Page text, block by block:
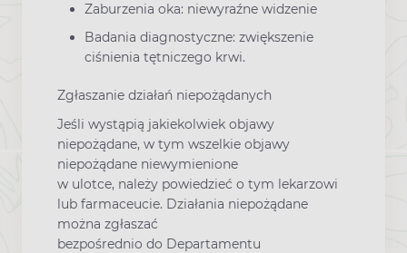
Zaburzenia oka: niewyraźne widzenie
Badania diagnostyczne: zwiększenie
ciśnienia tętniczego krwi.
Zgłaszanie działań niepożądanych
Jeśli wystąpią jakiekolwiek objawy
niepożądane, w tym wszelkie objawy
niepożądane niewymienione
w ulotce, należy powiedzieć o tym lekarzowi
lub farmaceucie. Działania niepożądane
można zgłaszać
bezpośrednio do Departamentu